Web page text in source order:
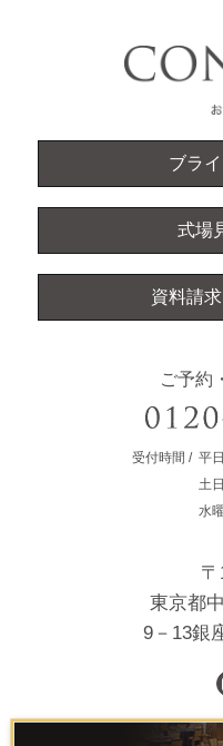
ブラ
式場
資料請
ご予約
受付時間 平日
土
水
東京都
9－13銀